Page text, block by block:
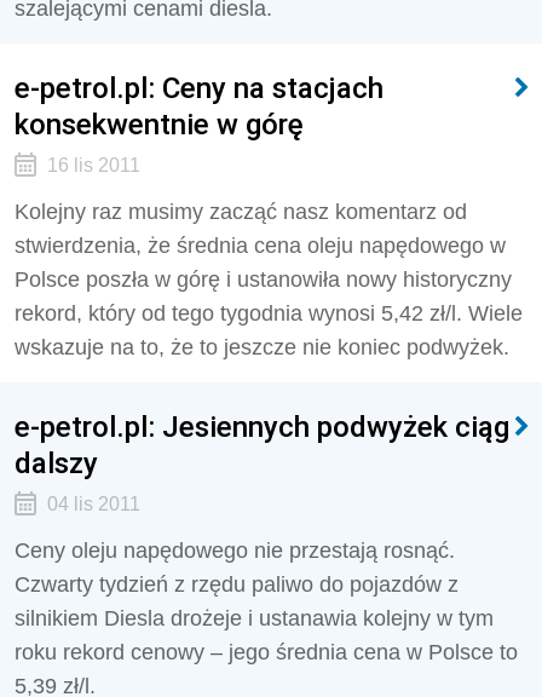
szalejącymi cenami diesla.
e-petrol.pl: Ceny na stacjach
konsekwentnie w górę
16 lis 2011
Kolejny raz musimy zacząć nasz komentarz od
stwierdzenia, że średnia cena oleju napędowego w
Polsce poszła w górę i ustanowiła nowy historyczny
rekord, który od tego tygodnia wynosi 5,42 zł/l. Wiele
wskazuje na to, że to jeszcze nie koniec podwyżek.
e-petrol.pl: Jesiennych podwyżek ciąg
dalszy
04 lis 2011
Ceny oleju napędowego nie przestają rosnąć.
Czwarty tydzień z rzędu paliwo do pojazdów z
silnikiem Diesla drożeje i ustanawia kolejny w tym
roku rekord cenowy – jego średnia cena w Polsce to
5,39 zł/l.